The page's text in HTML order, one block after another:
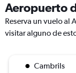
Aeropuerto
Reserva un vuelo al
visitar alguno de
Cambrils